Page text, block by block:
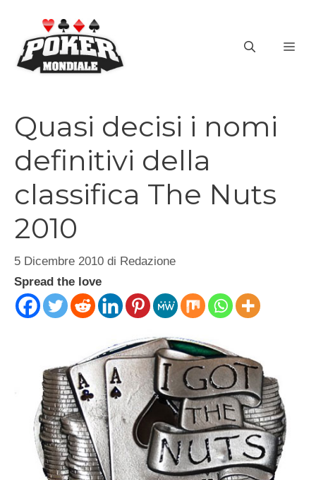
contenuto
Quasi decisi i nomi
definitivi della
classifica The Nuts
2010
5 Dicembre 2010 di Redazione
Spread the love